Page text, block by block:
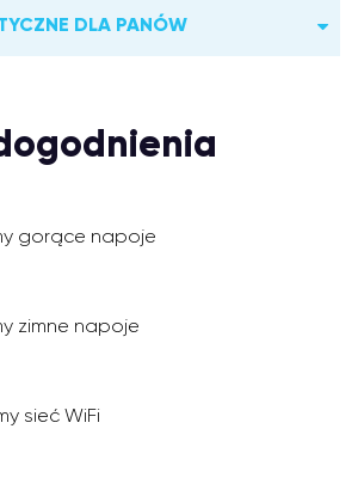
DLA PANÓW
gorące napoje
zimne napoje
sieć WiFi